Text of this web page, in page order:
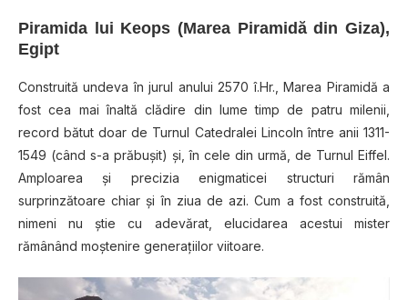
Piramida lui Keops (Marea Piramidă din Giza),
Egipt
Construită undeva în jurul anului 2570 î.Hr., Marea Piramidă a
fost cea mai înaltă clădire din lume timp de patru milenii,
record bătut doar de Turnul Catedralei Lincoln între anii 1311-
1549 (când s-a prăbuşit) şi, în cele din urmă, de Turnul Eiffel.
Amploarea şi precizia enigmaticei structuri rămân
surprinzătoare chiar şi în ziua de azi. Cum a fost construită,
nimeni nu ştie cu adevărat, elucidarea acestui mister
rămânând moştenire generaţiilor viitoare.